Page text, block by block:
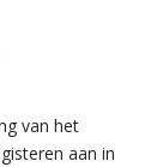
van het
aan in